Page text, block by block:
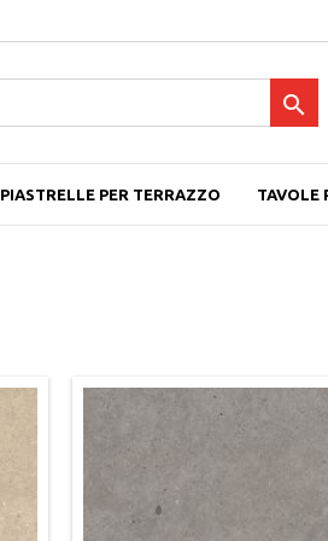

PIASTRELLE PER TERRAZZO TAVOLE